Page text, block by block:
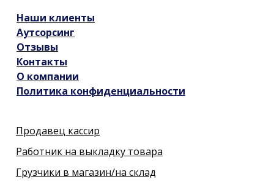
Политика конфиденциальности
Грузчики в магазин/на склад
Работник на выкладку товара
Продавец кассир
О компании
Контакты
Отзывы
Аутсорсинг
Наши клиенты